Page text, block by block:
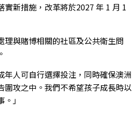
實新措施，改革將於2027 年 1 月 1
理與賭博相關的社區及公共衛生問
年人可自行選擇投注，同時確保澳洲
圍攻之中。我們不希望孩子成長時以
」